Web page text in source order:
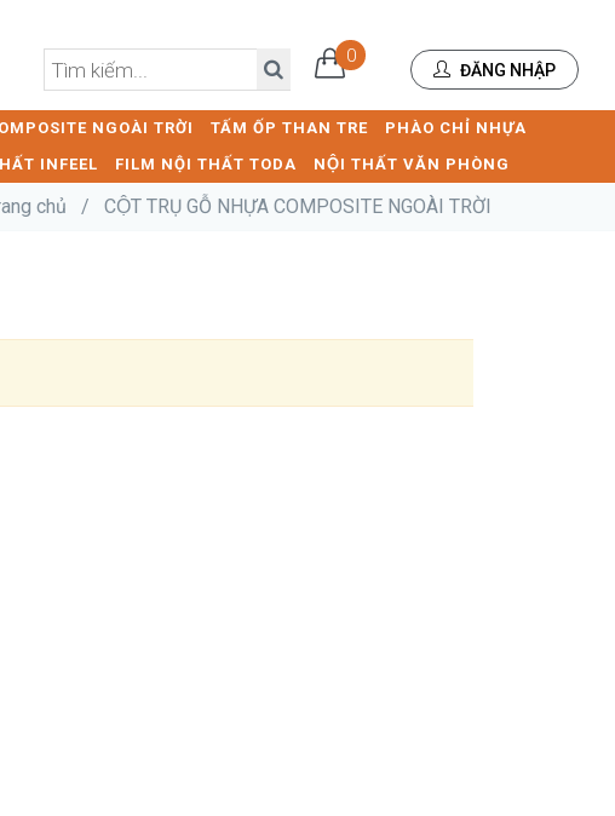
0
ĐĂNG NHẬP
NGOÀI TRỜI TẤM ỐP THAN TRE
PHÀO CHỈ NHỰA
INFEEL FILM NỘI THẤT TODA NỘI THẤT VĂN PHÒNG
chủ / CỘT TRỤ GỖ NHỰA COMPOSITE NGOÀI TRỜI